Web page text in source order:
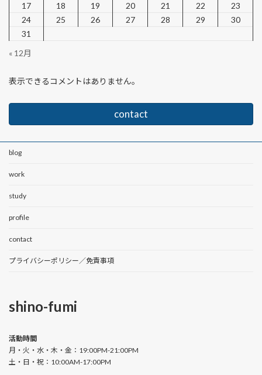
17
18 19 20 21 22
23
24
25 26 27 28 29
30
31
« 12月
表示できるコメントはありません。
contact
blog
work
study
profile
contact
プライバシーポリシー／免責事項
shino-fumi
活動時間
月・火・水・木・金：19:00PM-21:00PM
土・日・祝：10:00AM-17:00PM